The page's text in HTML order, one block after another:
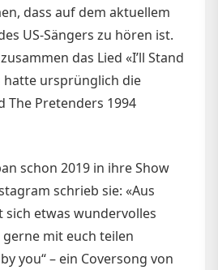
dass auf dem aktuellem
US-Sängers zu hören ist.
das Lied «I’ll Stand
hatte ursprünglich die
The Pretenders 1994
schon 2019 in ihre Show
schrieb sie: «Aus
etwas wundervolles
mit euch teilen
you“ – ein Coversong von